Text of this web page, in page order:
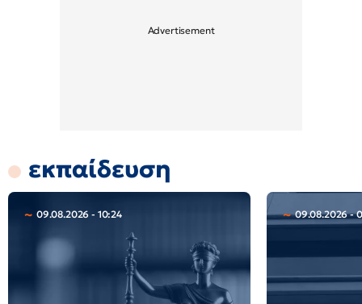
εκπαίδευση
09.08.2026 - 10:24 09.08.2026 -